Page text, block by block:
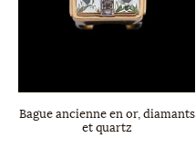
Bague ancienne en or, diamants
et quartz